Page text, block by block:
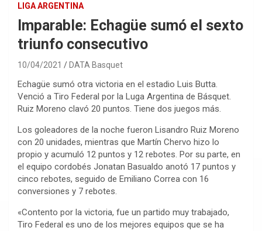
LIGA ARGENTINA
Imparable: Echagüe sumó el sexto
triunfo consecutivo
10/04/2021 DATA Basquet
Echagüe sumó otra victoria en el estadio Luis Butta.
Venció a Tiro Federal por la Luga Argentina de Básquet.
Ruiz Moreno clavó 20 puntos. Tiene dos juegos más.
Los goleadores de la noche fueron Lisandro Ruiz Moreno
con 20 unidades, mientras que Martín Chervo hizo lo
propio y acumuló 12 puntos y 12 rebotes. Por su parte, en
el equipo cordobés Jonatan Basualdo anotó 17 puntos y
cinco rebotes, seguido de Emiliano Correa con 16
conversiones y 7 rebotes.
«Contento por la victoria, fue un partido muy trabajado,
Tiro Federal es uno de los mejores equipos que se ha